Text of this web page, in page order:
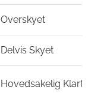
Overskyet
Delvis Skyet
Hovedsakelig Klart